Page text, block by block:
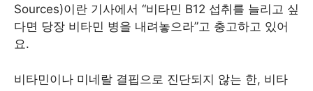
Sources)이란 기사에서 “비타민 B12 섭취를 늘리고 싶
다면 당장 비타민 병을 내려놓으라”고 충고하고 있어
요.
비타민이나 미네랄 결핍으로 진단되지 않는 한, 비타